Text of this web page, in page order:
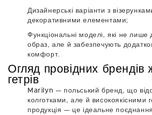
Дизайнерські варіанти з
декоративними елементами;
Функціональні моделі, які не лише
образ, але й забезпечують
комфорт.
Огляд провідних брендів
гетрів
Marilyn — польський бренд, що
колготками, але й високоякісними
продукція — це ідеальне